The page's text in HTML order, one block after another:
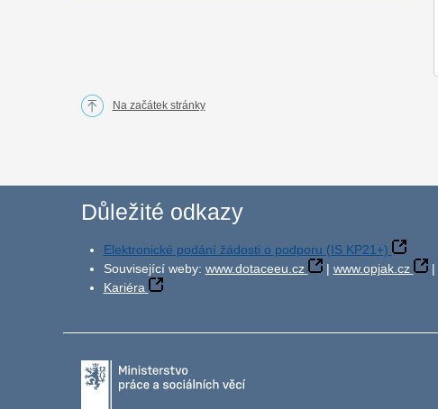
Na začátek stránky
Důležité odkazy
Elektronické podání žádosti o podporu (IS KP21+)
Související weby: www.dotaceeu.cz | www.opjak.cz |
Kariéra